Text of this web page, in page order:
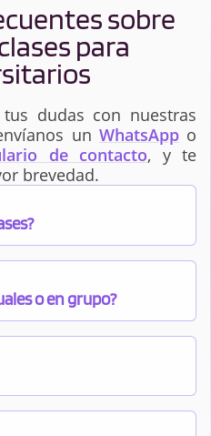
sobre
para
dudas con nuestras
un WhatsAppo
de contacto, y te
brevedad.
o en grupo?